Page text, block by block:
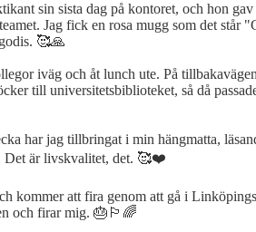
sin sista dag på kontoret, och hon
Jag fick en rosa mugg som det står
🥰🙏
iväg och åt lunch ute. På
till universitetsbiblioteket, så då
har jag tillbringat i min hängmatta,
Det är livskvalitet, det. 🥰❤️
kommer att fira genom att gå i
och firar mig. 🎂🏳️‍🌈